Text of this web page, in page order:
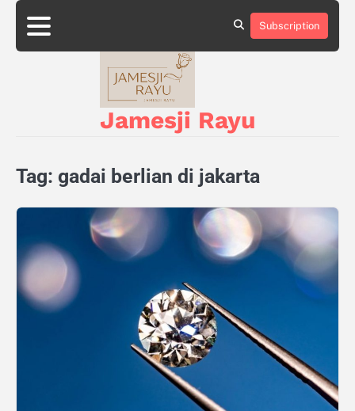
Skip
content
About
Privacy
Subscription
Jamesji Rayu
Tag: gadai berlian di jakarta